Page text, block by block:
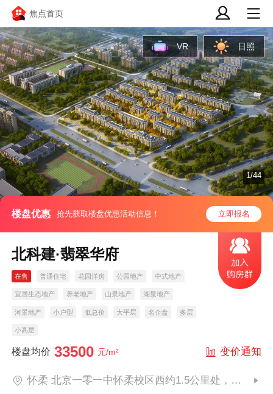
焦点首页
日照
VR
楼盘优惠 抢先获取楼盘优惠活动信息！ 立即报名
1/44
北科建·翡翠华府
在售 普通住宅 花园洋房 公园地产 中式地产
宜居生态地产 养老地产 山景地产 湖景地产
河景地产 小户型 低总价 大平层 名企盘 多层
小高层
楼盘均价 33500 元/m² 变价通知
怀柔 北京一零一中怀柔校区西约1.5公里处，雁栖镇陈各庄村中高路辅路